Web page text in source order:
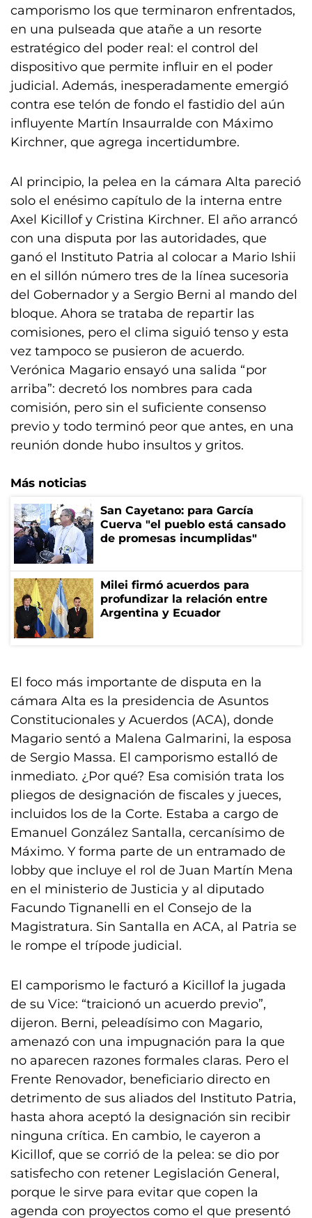
camporismo los que terminaron enfrentados,
en una pulseada que atañe a un resorte
estratégico del poder real: el control del
dispositivo que permite influir en el poder
judicial. Además, inesperadamente emergió
contra ese telón de fondo el fastidio del aún
influyente Martín Insaurralde con Máximo
Kirchner, que agrega incertidumbre.
Al principio, la pelea en la cámara Alta pareció
solo el enésimo capítulo de la interna entre
Axel Kicillof y Cristina Kirchner. El año arrancó
con una disputa por las autoridades, que
ganó el Instituto Patria al colocar a Mario Ishii
en el sillón número tres de la línea sucesoria
del Gobernador y a Sergio Berni al mando del
bloque. Ahora se trataba de repartir las
comisiones, pero el clima siguió tenso y esta
vez tampoco se pusieron de acuerdo.
Verónica Magario ensayó una salida “por
arriba”: decretó los nombres para cada
comisión, pero sin el suficiente consenso
previo y todo terminó peor que antes, en una
reunión donde hubo insultos y gritos.
Más noticias
San Cayetano: para García
Cuerva "el pueblo está cansado
de promesas incumplidas"
Milei firmó acuerdos para
profundizar la relación entre
Argentina y Ecuador
El foco más importante de disputa en la
cámara Alta es la presidencia de Asuntos
Constitucionales y Acuerdos (ACA), donde
Magario sentó a Malena Galmarini, la esposa
de Sergio Massa. El camporismo estalló de
inmediato. ¿Por qué? Esa comisión trata los
pliegos de designación de fiscales y jueces,
incluidos los de la Corte. Estaba a cargo de
Emanuel González Santalla, cercanísimo de
Máximo. Y forma parte de un entramado de
lobby que incluye el rol de Juan Martín Mena
en el ministerio de Justicia y al diputado
Facundo Tignanelli en el Consejo de la
Magistratura. Sin Santalla en ACA, al Patria se
le rompe el trípode judicial.
El camporismo le facturó a Kicillof la jugada
de su Vice: “traicionó un acuerdo previo”,
dijeron. Berni, peleadísimo con Magario,
amenazó con una impugnación para la que
no aparecen razones formales claras. Pero el
Frente Renovador, beneficiario directo en
detrimento de sus aliados del Instituto Patria,
hasta ahora aceptó la designación sin recibir
ninguna crítica. En cambio, le cayeron a
Kicillof, que se corrió de la pelea: se dio por
satisfecho con retener Legislación General,
porque le sirve para evitar que copen la
agenda con proyectos como el que presentó